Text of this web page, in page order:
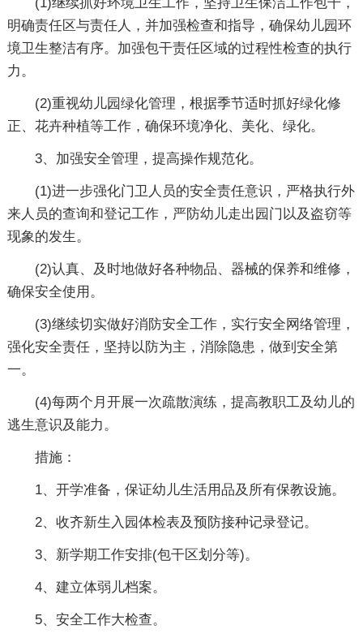
明确责任区与责任人，并加强检查和指导，确保幼儿园环
境卫生整洁有序。加强包干责任区域的过程性检查的执行
力。
(2)重视幼儿园绿化管理，根据季节适时抓好绿化修
正、花卉种植等工作，确保环境净化、美化、绿化。
3、加强安全管理，提高操作规范化。
(1)进一步强化门卫人员的安全责任意识，严格执行外
来人员的查询和登记工作，严防幼儿走出园门以及盗窃等
现象的发生。
(2)认真、及时地做好各种物品、器械的保养和维修，
确保安全使用。
(3)继续切实做好消防安全工作，实行安全网络管理，
强化安全责任，坚持以防为主，消除隐患，做到安全第
一。
(4)每两个月开展一次疏散演练，提高教职工及幼儿的
逃生意识及能力。
措施：
1、开学准备，保证幼儿生活用品及所有保教设施。
2、收齐新生入园体检表及预防接种记录登记。
3、新学期工作安排(包干区划分等)。
4、建立体弱儿档案。
5、安全工作大检查。